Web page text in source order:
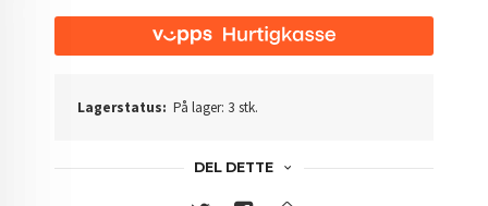
Lagerstatus: På lager: 3 stk.
DEL DETTE